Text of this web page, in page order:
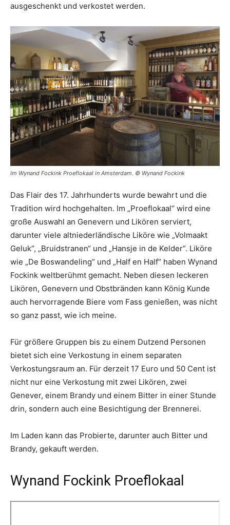
ausgeschenkt und verkostet werden.
Im Wynand Fockink Proeflokaal in Amsterdam. © Wynand Fockink
Das Flair des 17. Jahrhunderts wurde bewahrt und die
Tradition wird hochgehalten. Im „Proeflokaal“ wird eine
große Auswahl an Genevern und Likören serviert,
darunter viele altniederländische Liköre wie „Volmaakt
Geluk“, „Bruidstranen“ und „Hansje in de Kelder“. Liköre
wie „De Boswandeling“ und „Half en Half“ haben Wynand
Fockink weltberühmt gemacht. Neben diesen leckeren
Likören, Genevern und Obstbränden kann König Kunde
auch hervorragende Biere vom Fass genießen, was nicht
so ganz passt, wie ich meine.
Für größere Gruppen bis zu einem Dutzend Personen
bietet sich eine Verkostung in einem separaten
Verkostungsraum an. Für derzeit 17 Euro und 50 Cent ist
nicht nur eine Verkostung mit zwei Likören, zwei
Genever, einem Brandy und einem Bitter in einer Stunde
drin, sondern auch eine Besichtigung der Brennerei.
Im Laden kann das Probierte, darunter auch Bitter und
Brandy, gekauft werden.
Wynand Fockink Proeflokaal